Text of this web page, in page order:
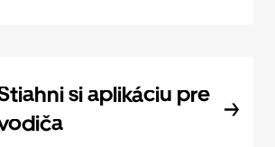
si aplikáciu pre